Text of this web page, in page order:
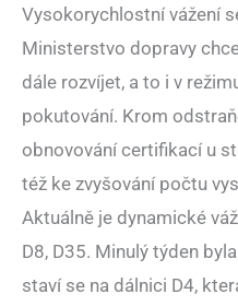
Vysokorychlostní vážení
Ministerstvo dopravy
dále rozvíjet, a to i v
pokutování. Krom
obnovování certifikací u
též ke zvyšování počtu
Aktuálně je dynamické
D8, D35. Minulý týden
staví se na dálnici D4,